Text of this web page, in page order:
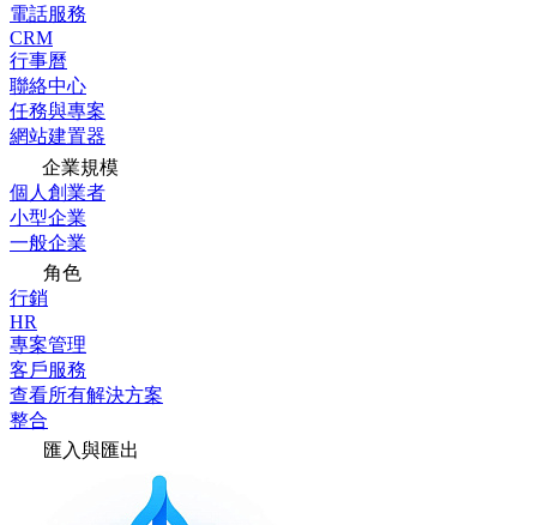
電話服務
CRM
行事曆
聯絡中心
任務與專案
網站建置器
企業規模
個人創業者
小型企業
一般企業
角色
行銷
HR
專案管理
客戶服務
查看所有解決方案
整合
匯入與匯出